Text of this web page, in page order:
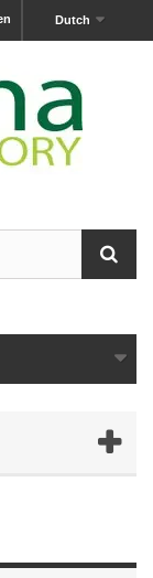
Dutch